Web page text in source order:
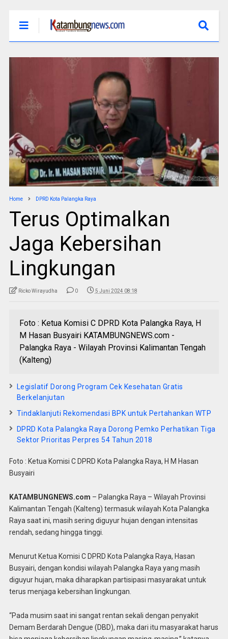
Home DPRD Kota Palangka Raya
Terus Optimalkan
Jaga Kebersihan
Lingkungan
Ricko Wirayudha 0 5 Juni 2024 08:18
Foto : Ketua Komisi C DPRD Kota Palangka Raya, H
M Hasan Busyairi KATAMBUNGNEWS.com -
Palangka Raya - Wilayah Provinsi Kalimantan Tengah
(Kalteng)
Legislatif Dorong Program Cek Kesehatan Gratis
Berkelanjutan
Tindaklanjuti Rekomendasi BPK untuk Pertahankan WTP
DPRD Kota Palangka Raya Dorong Pemko Perhatikan Tiga
Sektor Prioritas Perpres 54 Tahun 2018
Foto : Ketua Komisi C DPRD Kota Palangka Raya, H M Hasan
Busyairi
KATAMBUNGNEWS.com – Palangka Raya – Wilayah Provinsi
Kalimantan Tengah (Kalteng) termasuk wilayah Kota Palangka
Raya saat ini, masih sering diguyur hujan dengan intensitas
rendah, sedang hingga tinggi.
Menurut Ketua Komisi C DPRD Kota Palangka Raya, Hasan
Busyairi, dengan kondisi wilayah Palangka Raya yang masih
diguyur hujan, maka diharapkan partisipasi masyarakat untuk
terus menjaga kebersihan lingkungan.
“Pada musim saat ini sangat rentan sekali dengan penyakit
Demam Berdarah Dengue (DBD), maka dari itu masyarakat harus